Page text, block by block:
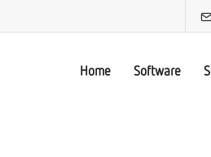
Home Software